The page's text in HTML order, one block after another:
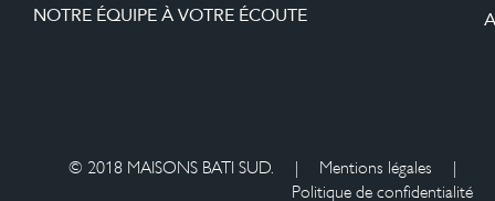
NOTRE ÉQUIPE À VOTRE ÉCOUTE
© 2018 MAISONS BATI SUD. | Mentions légales
|
Politique de confidentialité